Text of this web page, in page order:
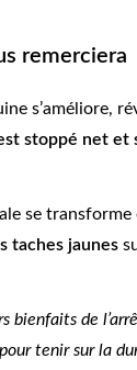
remerciera
s’améliore,
stoppé net et
se transforme
taches jaunes
bienfaits de
tenir sur la